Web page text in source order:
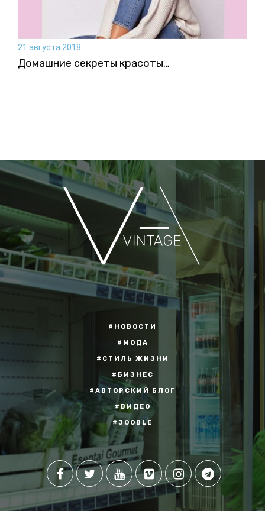
21 августа 2018
Домашние секреты красоты…
#НОВОСТИ
#МОДА
#СТИЛЬ ЖИЗНИ
#БИЗНЕС
#АВТОРСКИЙ БЛОГ
#ВИДЕО
#JOOBLE